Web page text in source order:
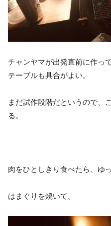
チャンヤマが出発直前に作っ
テーブルも具合がよい。
まだ試作段階だというので、
る。
肉をひとしきり食べたら、ゆ
はまぐりを焼いて。